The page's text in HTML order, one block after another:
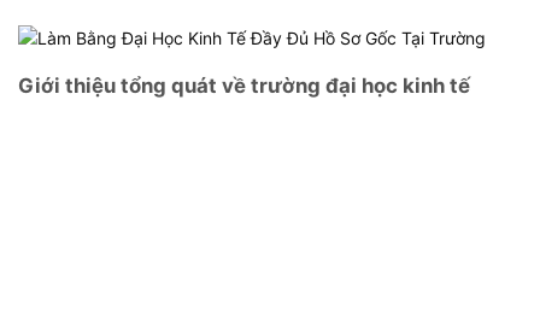
Giới thiệu tổng quát về trường đại học kinh tế